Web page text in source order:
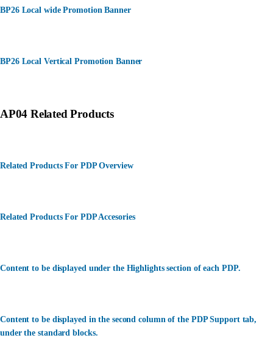
BP26 Local wide Promotion Banner
BP26 Local Vertical Promotion Banner
AP04 Related Products
Related Products For PDP Overview
Related Products For PDP Accesories
Content to be displayed under the Highlights section of each PDP.
Content to be displayed in the second column of the PDP Support tab,
under the standard blocks.